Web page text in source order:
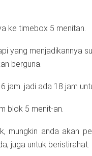
ke timebox 5 menitan.
yang menjadikannya
berguna.
jam. jadi ada 18 jam
blok 5 menit-an.
mungkin anda akan
juga untuk beristirahat.